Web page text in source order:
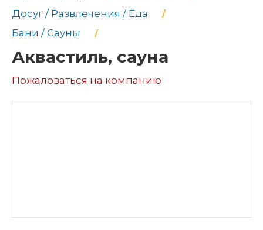
Досуг / Развлечения / Еда
Бани / Сауны
Аквастиль, сауна
Пожаловаться на компанию